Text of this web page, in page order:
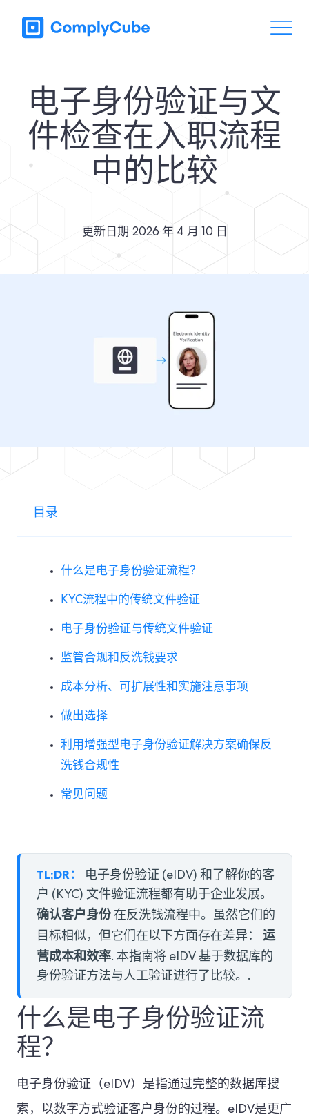
电子身份验证与文
件检查在入职流程
中的比较
更新日期 2026 年 4 月 10 日
TL;DR：
电子身份验证 (eIDV) 和了解你的客
户 (KYC) 文件验证流程都有助于企业发展。
确认客户身份在反洗钱流程中。虽然它们的
目标相似，但它们在以下方面存在差异： 运
营成本和效率. 本指南将 eIDV 基于数据库的
身份验证方法与人工验证进行了比较。.
什么是电子身份验证流
程？
电子身份验证（eIDV）是指通过完整的数据库搜
索，以数字方式验证客户身份的过程。eIDV是更广
目录
什么是电子身份验证流程？
KYC流程中的传统文件验证
电子身份验证与传统文件验证
监管合规和反洗钱要求
成本分析、可扩展性和实施注意事项
做出选择
利用增强型电子身份验证解决方案确保反
洗钱合规性
常见问题